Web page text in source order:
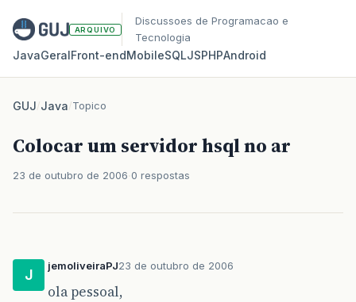
ARQUIVO
Discussoes de Programacao e
Tecnologia
JavaGeralFront‑endMobileSQLJSPHPAndroid
GUJ/Java/Topico
Colocar um servidor hsql no ar
23 de outubro de 2006 0 respostas
J
jemoliveiraPJ23 de outubro de 2006
ola pessoal,